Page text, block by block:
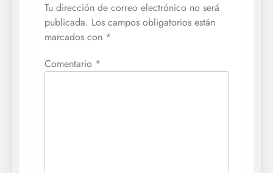
Tu dirección de correo electrónico no será
publicada. Los campos obligatorios están
marcados con *
Comentario *